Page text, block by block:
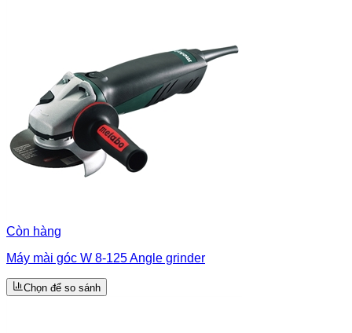
Còn hàng
Máy mài góc W 8-125 Angle grinder
Chọn để so sánh